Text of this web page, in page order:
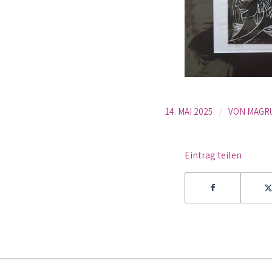
14. MAI 2025 / VON
Eintrag teilen